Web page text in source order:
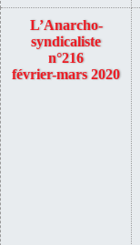
L’Anarcho-
syndicaliste
n°216
février-mars 2020